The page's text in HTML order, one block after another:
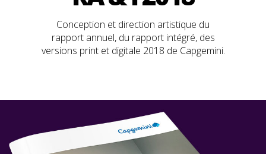
Conception et direction artistique du
rapport annuel, du rapport intégré, des
versions print et digitale 2018 de Capgemini.